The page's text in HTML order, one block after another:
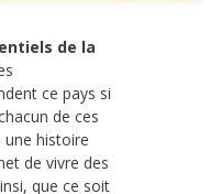
de la
ce pays si
de ces
une histoire
de vivre des
que ce soit